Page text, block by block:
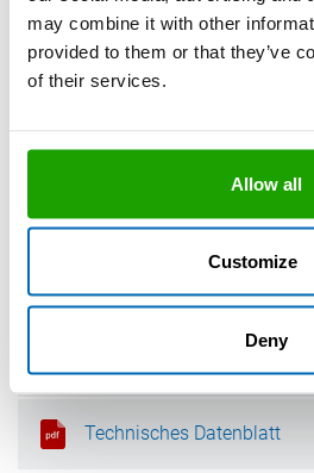
may combine it with other
provided to them or that they’ve
of their services.
Allow all
Customize
Deny
Klebeverbindungen
OTTO Gewindeaufsatz
Adapter für
Technisches Datenblatt